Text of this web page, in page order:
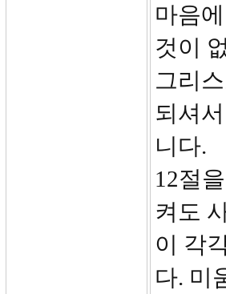
마음
것이
그리
되셔
니다.
12절
켜도
이 각
다. 미